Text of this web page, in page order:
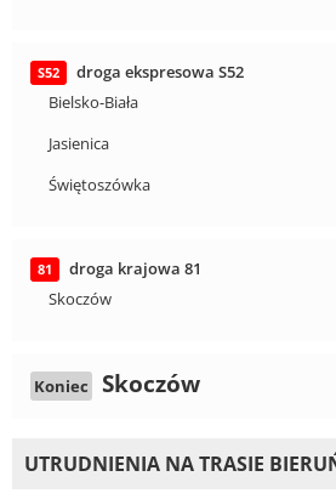
S52
droga ekspresowa S52
Bielsko-Biała
Jasienica
Świętoszówka
81
droga krajowa 81
Skoczów
Koniec Skoczów
UTRUDNIENIA NA TRASIE